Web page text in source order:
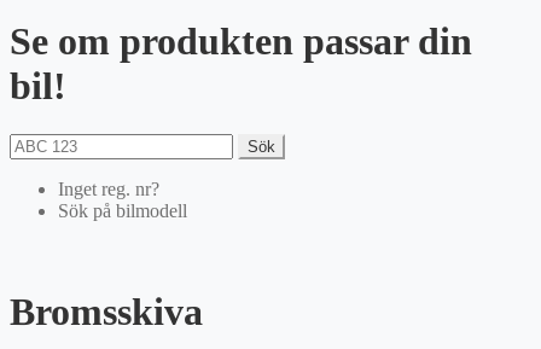
Se om produkten passar din
bil!
Sök
Inget reg. nr?
Sök på bilmodell
Bromsskiva